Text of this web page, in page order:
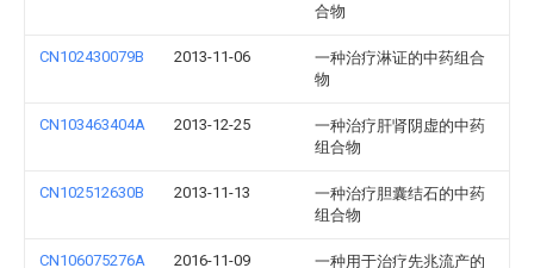
合物
CN102430079B 2013-11-06
一种治疗淋证的中药组合
物
CN103463404A 2013-12-25
一种治疗肝肾阴虚的中药
组合物
CN102512630B 2013-11-13
一种治疗胆囊结石的中药
组合物
CN106075276A 2016-11-09
一种用于治疗先兆流产的